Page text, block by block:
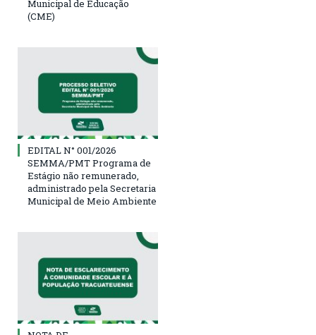
Municipal de Educação
(CME)
EDITAL N° 001/2026
SEMMA/PMT Programa de
Estágio não remunerado,
administrado pela Secretaria
Municipal de Meio Ambiente